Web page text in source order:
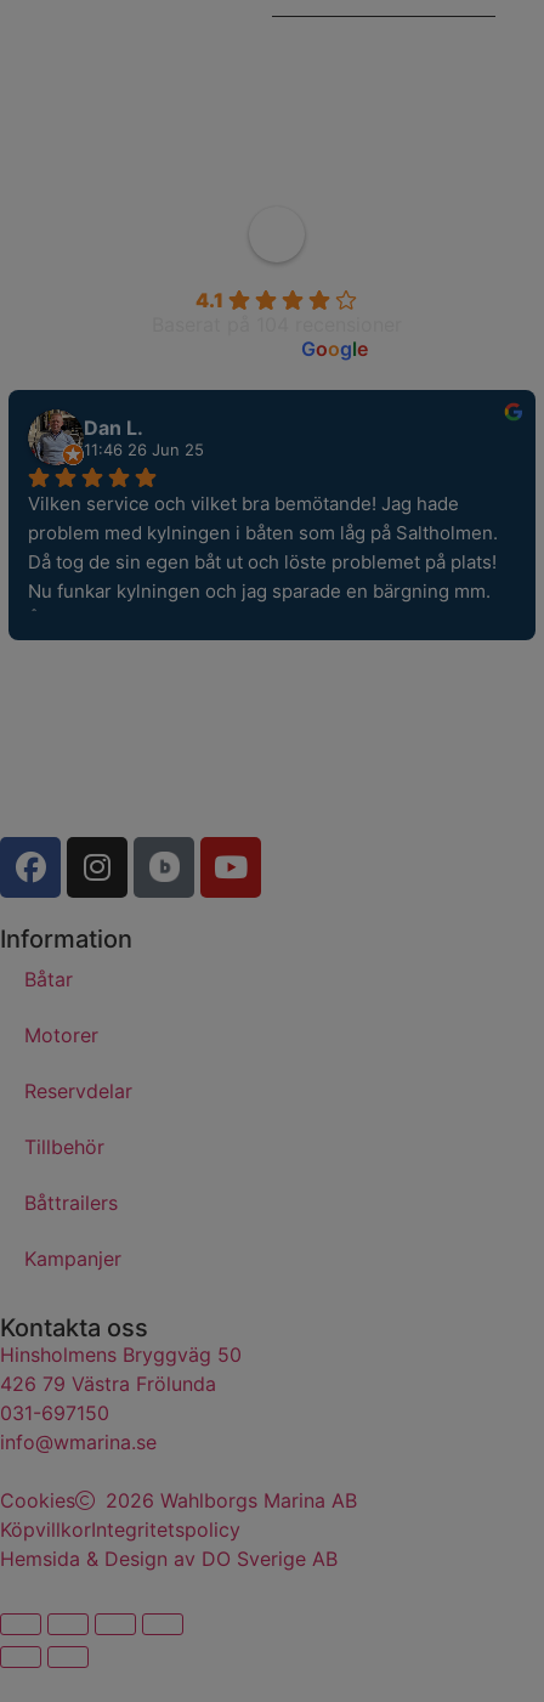
4.1
Google
Dan L.
11:46 26 Jun 25
Vilken service och vilket bra bemötande! Jag hade
problem med kylningen i båten som låg på Saltholmen.
Då tog de sin egen båt ut och löste problemet på plats!
Nu funkar kylningen och jag sparade en bärgning mm.
Information
Båtar
Motorer
Reservdelar
Tillbehör
Båttrailers
Kampanjer
Kontakta oss
Hinsholmens Bryggväg 50
426 79 Västra Frölunda
031-697150
info@wmarina.se
Cookies
2026 Wahlborgs Marina AB
KöpvillkorIntegritetspolicy
Hemsida & Design av DO Sverige AB